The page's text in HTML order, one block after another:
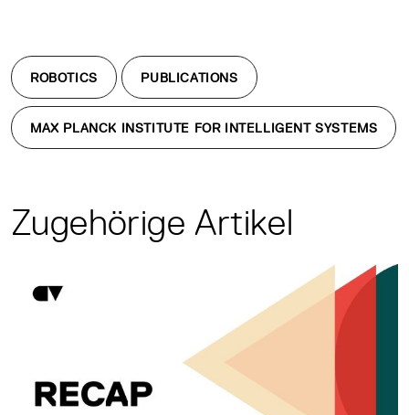
ROBOTICS PUBLICATIONS
MAX PLANCK INSTITUTE FOR INTELLIGENT SYSTEMS
Zugehörige Artikel